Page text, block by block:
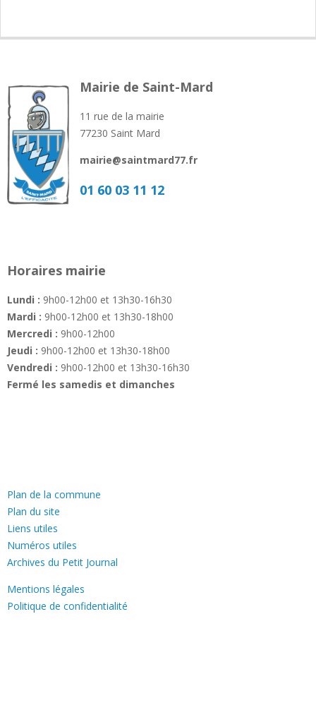
Mairie de Saint-Mard
11 rue de la mairie
77230 Saint Mard
mairie@saintmard77.fr
01 60 03 11 12
Horaires mairie
Lundi : 9h00-12h00 et 13h30-16h30
Mardi : 9h00-12h00 et 13h30-18h00
Mercredi : 9h00-12h00
Jeudi : 9h00-12h00 et 13h30-18h00
Vendredi : 9h00-12h00 et 13h30-16h30
Fermé les samedis et dimanches
Plan de la commune
Plan du site
Liens utiles
Numéros utiles
Archives du Petit Journal
Mentions légales
Politique de confidentialité